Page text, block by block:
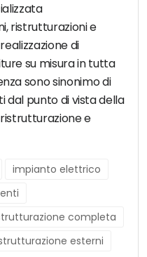
ristrutturazioni e
di
su misura in tutta
sono sinonimo di
dal punto di vista della
e
impianto elettrico
completa
esterni